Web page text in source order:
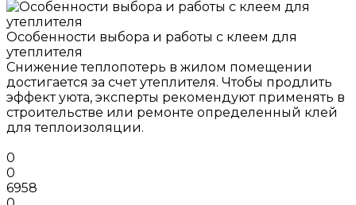
Особенности выбора и работы с клеем для
утеплителя
Снижение теплопотерь в жилом помещении
достигается за счет утеплителя. Чтобы продлить
эффект уюта, эксперты рекомендуют применять в
строительстве или ремонте определенный клей
для теплоизоляции.
0
0
6958